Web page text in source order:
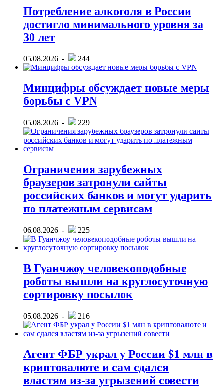
Потребление алкоголя в России
достигло минимального уровня за
30 лет
05.08.2026 - 244
Минцифры обсуждает новые меры
борьбы с VPN
05.08.2026 - 229
Ограничения зарубежных
браузеров затронули сайты
российских банков и могут ударить
по платежным сервисам
06.08.2026 - 225
В Гуанчжоу человекоподобные
роботы вышли на круглосуточную
сортировку посылок
05.08.2026 - 216
Агент ФБР украл у России $1 млн в
криптовалюте и сам сдался
властям из-за угрызений совести